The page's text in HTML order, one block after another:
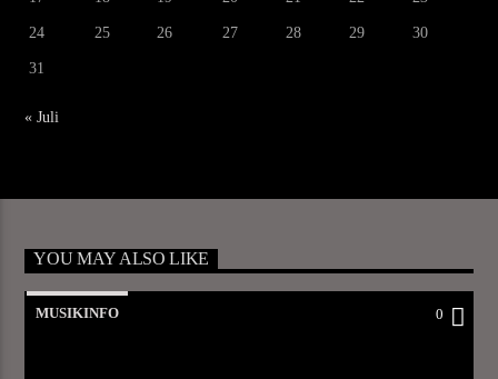
24 25 26 27 28 29 30
31
« Juli
YOU MAY ALSO LIKE
MUSIKINFO 0